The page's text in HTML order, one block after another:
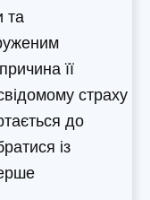
та
її
страху
до
із